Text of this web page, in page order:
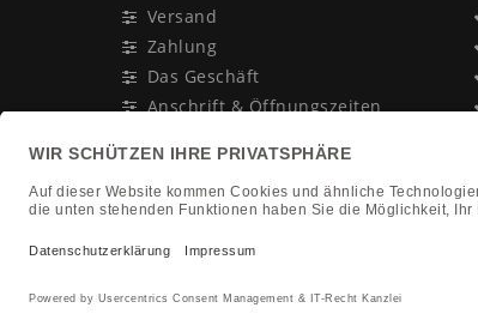
Versand
Zahlung
Das Geschäft
Anschrift & Öffnungszeiten
Newsletter
In Gedenken an:
Jürgen Duhn